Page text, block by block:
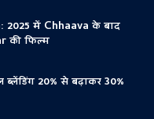
में Chhaava के बाद
की फिल्म
20% से बढ़ाकर 30%